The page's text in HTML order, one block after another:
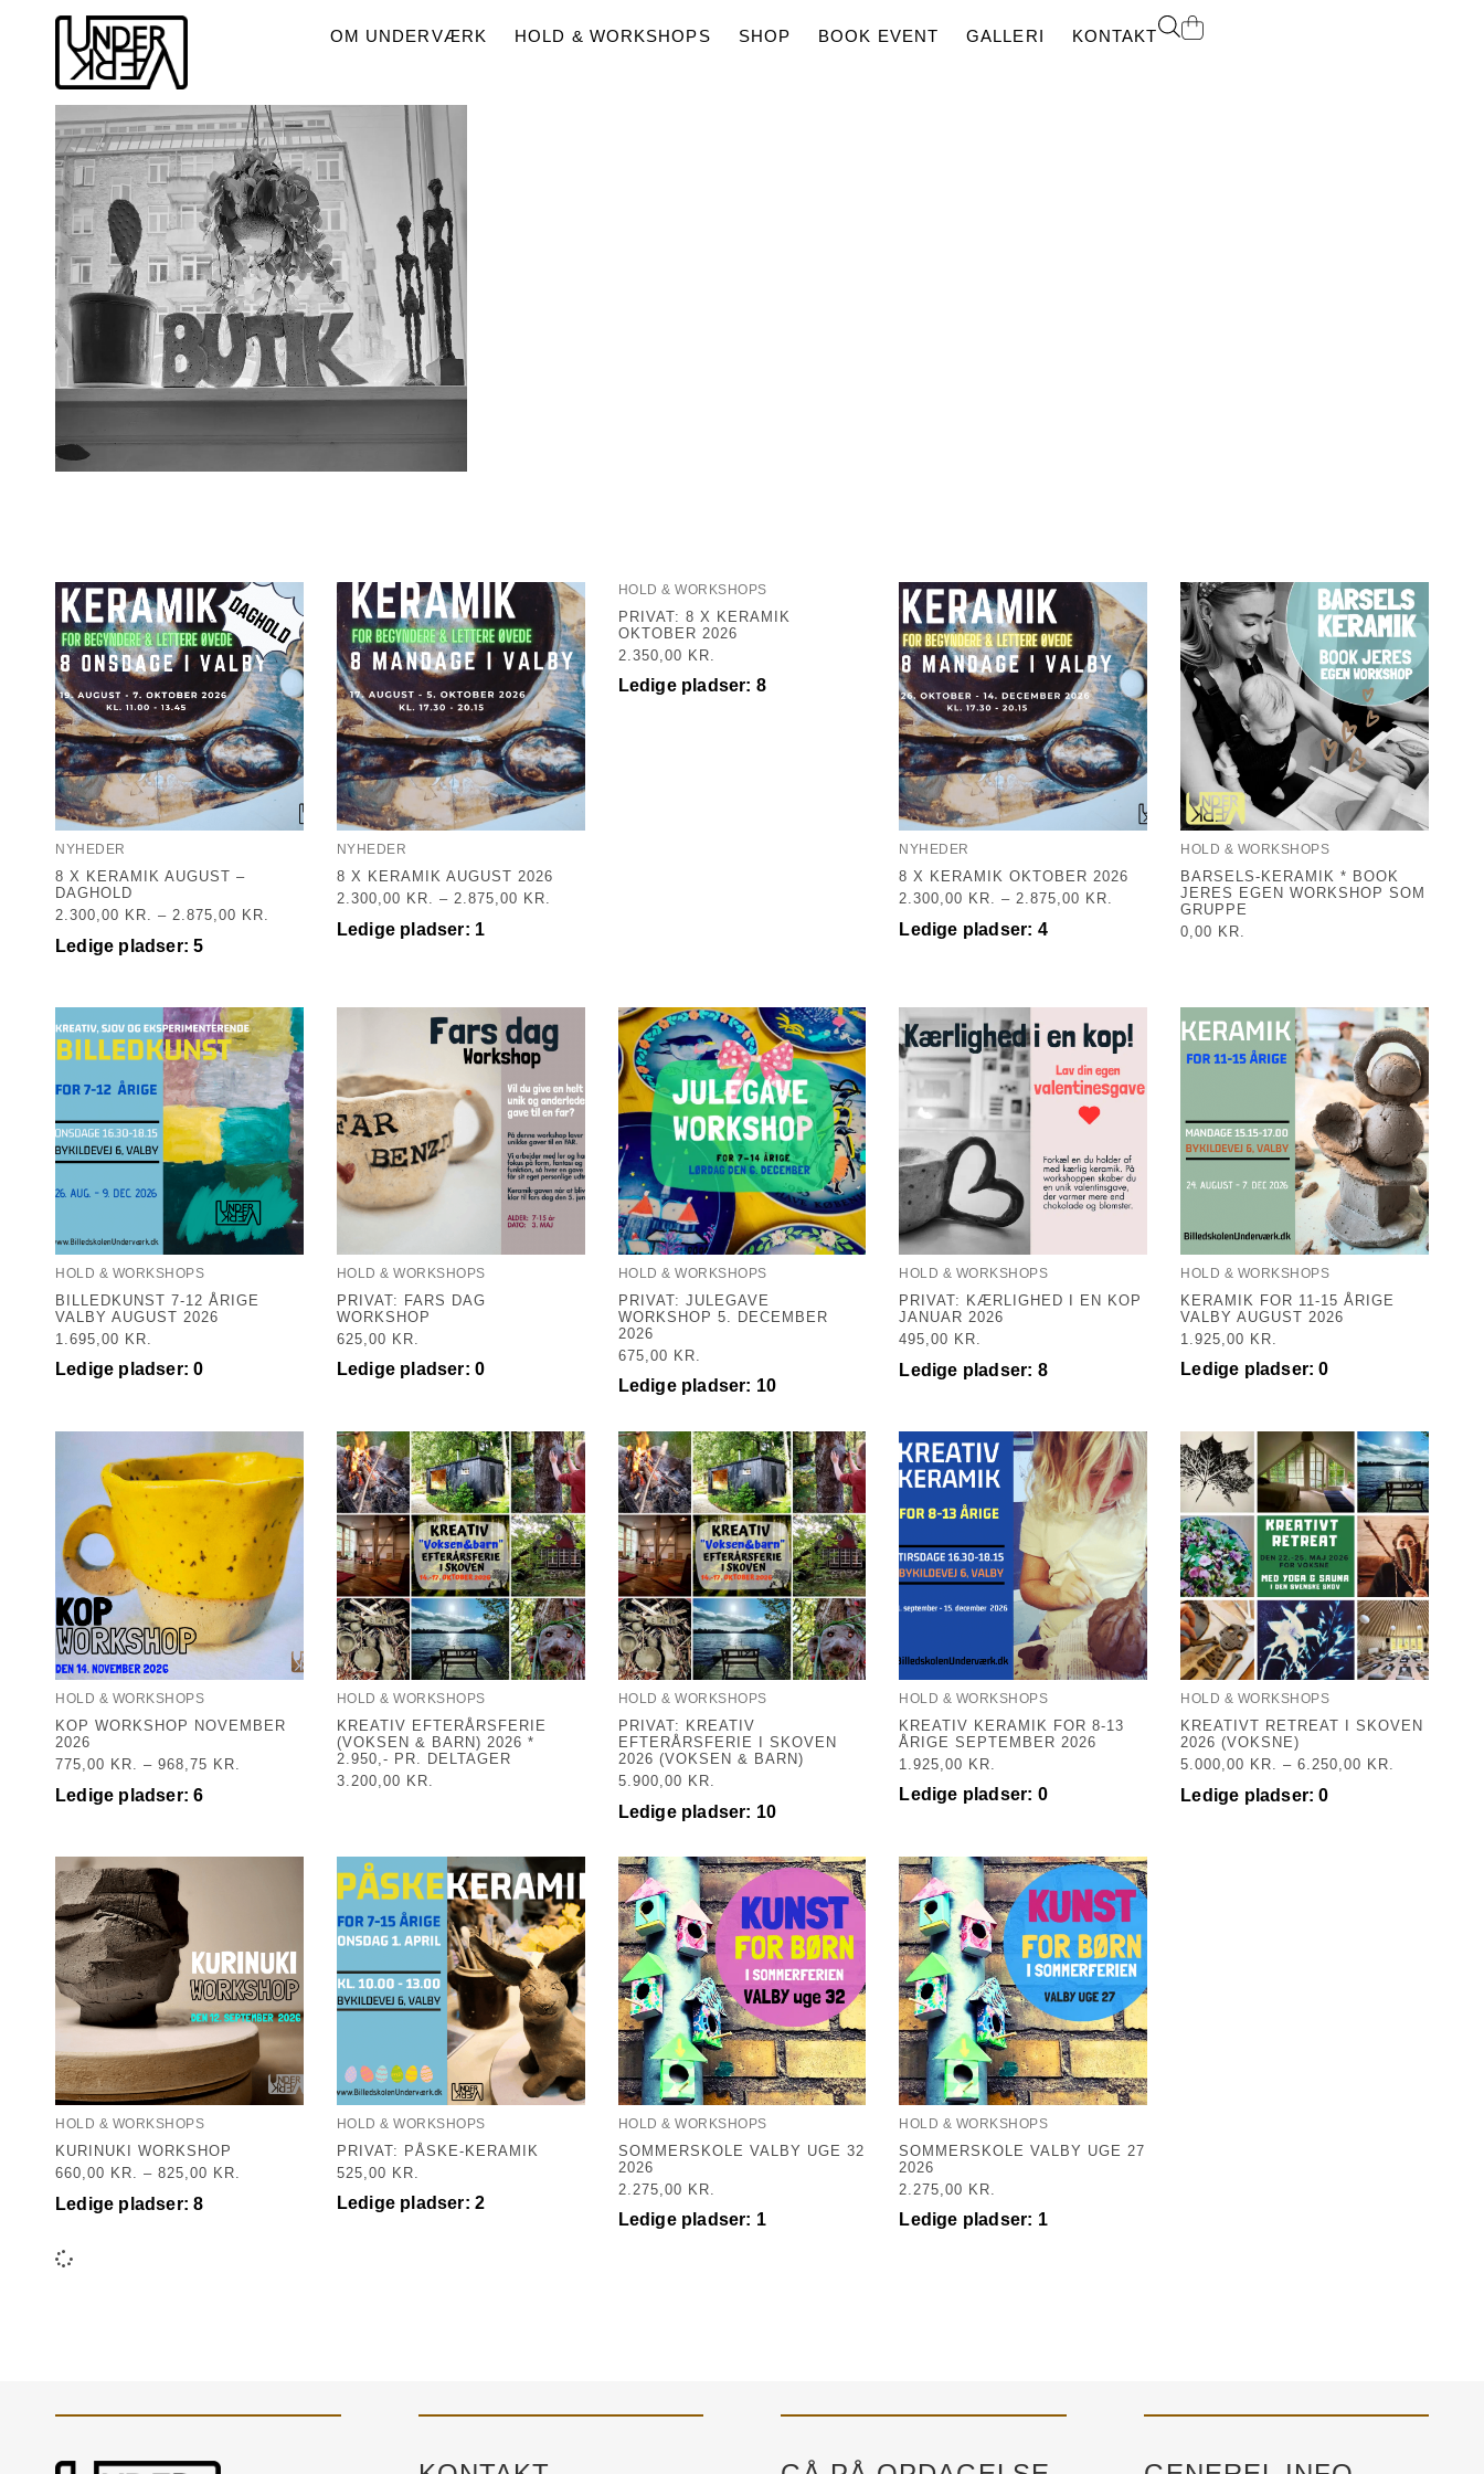
OM UNDERVÆRK HOLD & WORKSHOPS SHOP BOOK EVENT GALLERI KONTAKT
NYHEDER
8 X KERAMIK AUGUST –
DAGHOLD
2.300,00 KR. – 2.875,00 KR.
Ledige pladser: 5
NYHEDER
8 X KERAMIK AUGUST 2026
2.300,00 KR. – 2.875,00 KR.
Ledige pladser: 1
HOLD & WORKSHOPS
PRIVAT: 8 X KERAMIK
OKTOBER 2026
2.350,00 KR.
Ledige pladser: 8
NYHEDER
8 X KERAMIK OKTOBER 2026
2.300,00 KR. – 2.875,00 KR.
Ledige pladser: 4
HOLD & WORKSHOPS
BARSELS-KERAMIK * BOOK
JERES EGEN WORKSHOP SOM
GRUPPE
0,00 KR.
HOLD & WORKSHOPS
BILLEDKUNST 7-12 ÅRIGE
VALBY AUGUST 2026
1.695,00 KR.
Ledige pladser: 0
HOLD & WORKSHOPS
PRIVAT: FARS DAG
WORKSHOP
625,00 KR.
Ledige pladser: 0
HOLD & WORKSHOPS
PRIVAT: JULEGAVE
WORKSHOP 5. DECEMBER
2026
675,00 KR.
Ledige pladser: 10
HOLD & WORKSHOPS
PRIVAT: KÆRLIGHED I EN KOP
JANUAR 2026
495,00 KR.
Ledige pladser: 8
HOLD & WORKSHOPS
KERAMIK FOR 11-15 ÅRIGE
VALBY AUGUST 2026
1.925,00 KR.
Ledige pladser: 0
HOLD & WORKSHOPS
KOP WORKSHOP NOVEMBER
2026
775,00 KR. – 968,75 KR.
Ledige pladser: 6
HOLD & WORKSHOPS
KREATIV EFTERÅRSFERIE
(VOKSEN & BARN) 2026 *
2.950,- PR. DELTAGER
3.200,00 KR.
HOLD & WORKSHOPS
PRIVAT: KREATIV
EFTERÅRSFERIE I SKOVEN
2026 (VOKSEN & BARN)
5.900,00 KR.
Ledige pladser: 10
HOLD & WORKSHOPS
KREATIV KERAMIK FOR 8-13
ÅRIGE SEPTEMBER 2026
1.925,00 KR.
Ledige pladser: 0
HOLD & WORKSHOPS
KREATIVT RETREAT I SKOVEN
2026 (VOKSNE)
5.000,00 KR. – 6.250,00 KR.
Ledige pladser: 0
HOLD & WORKSHOPS
KURINUKI WORKSHOP
660,00 KR. – 825,00 KR.
Ledige pladser: 8
HOLD & WORKSHOPS
PRIVAT: PÅSKE-KERAMIK
525,00 KR.
Ledige pladser: 2
HOLD & WORKSHOPS
SOMMERSKOLE VALBY UGE 32
2026
2.275,00 KR.
Ledige pladser: 1
HOLD & WORKSHOPS
SOMMERSKOLE VALBY UGE 27
2026
2.275,00 KR.
Ledige pladser: 1